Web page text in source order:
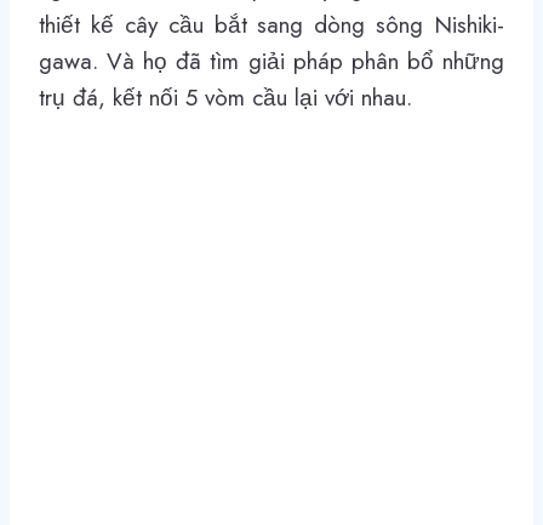
thiết kế cây cầu bắt sang dòng sông Nishiki-
gawa. Và họ đã tìm giải pháp phân bổ những
trụ đá, kết nối 5 vòm cầu lại với nhau.